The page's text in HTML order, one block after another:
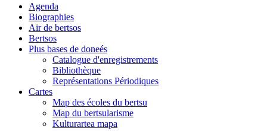
Agenda
Biographies
Air de bertsos
Bertsos
Plus bases de doneés
Catalogue d'enregistrements
Bibliothèque
Représentations Périodiques
Cartes
Map des écoles du bertsu
Map du bertsularisme
Kulturartea mapa